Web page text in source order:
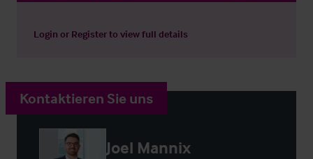
Login or Registerto view full details
Kontaktieren Sie uns
Joel Mannix